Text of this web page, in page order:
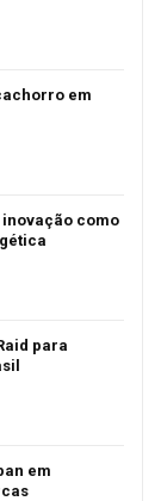
em
como
para
em